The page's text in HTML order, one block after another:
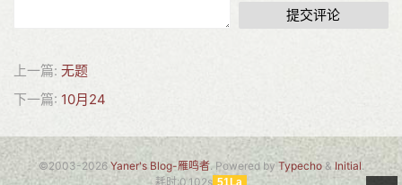
提交评论
上一篇: 无题
下一篇: 10月24
©2003-2026Yaner's Blog-雁鸣者. Powered by Typecho& Initial.
耗时:0.102s 51La